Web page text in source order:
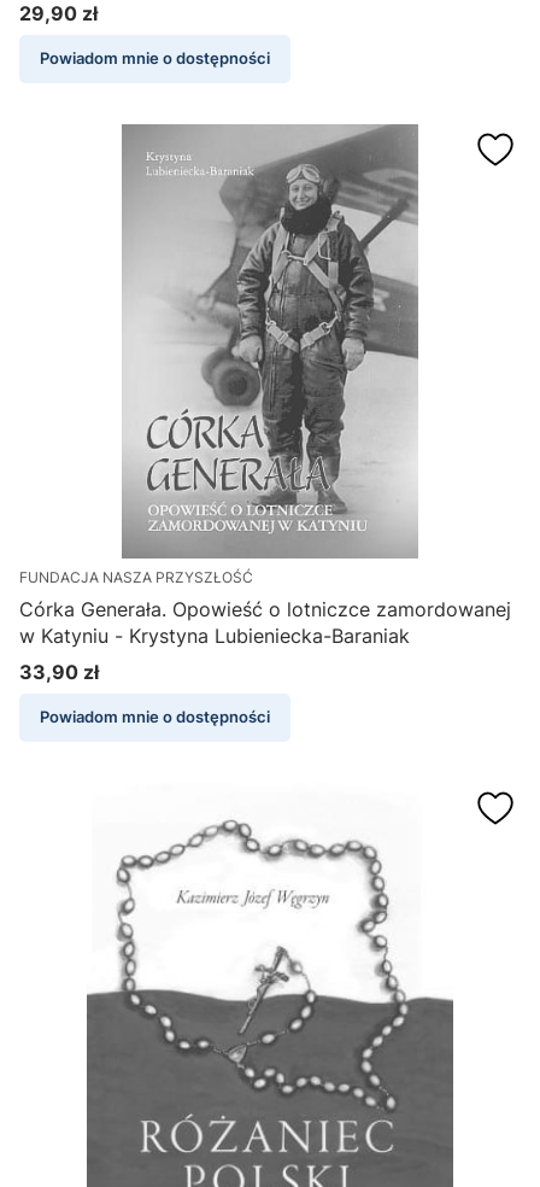
Cena
29,90 zł
Powiadom mnie o dostępności
FUNDACJA NASZA PRZYSZŁOŚĆ
Córka Generała. Opowieść o lotniczce zamordowanej
w Katyniu - Krystyna Lubieniecka-Baraniak
Cena
33,90 zł
Powiadom mnie o dostępności